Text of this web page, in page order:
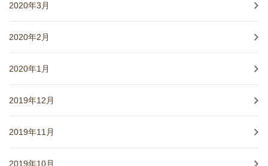
2020年3月
2020年2月
2020年1月
2019年12月
2019年11月
2019年10月